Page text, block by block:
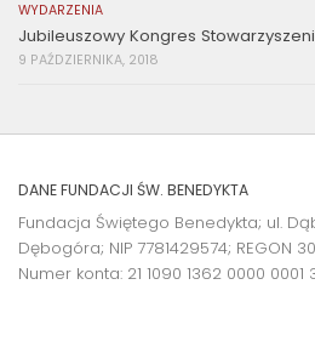
WYDARZENIA
Jubileuszowy Kongres
9 PAŹDZIERNIKA, 2018
DANE FUNDACJI ŚW. BENEDYKTA
Fundacja Świętego Benedykta; ul.
Dębogóra; NIP 7781429574; REGON
Numer konta: 21 1090 1362 0000